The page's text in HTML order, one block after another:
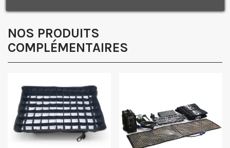
NOS PRODUITS
COMPLÉMENTAIRES
J'accepte de recevoir des SMS de la part de la marque.
Obtenir mon code promo.